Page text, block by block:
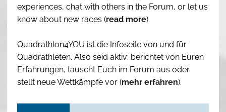
experiences, chat with others in the Forum, or let us
know about new races (read more).
Quadrathlon4YOU ist die Infoseite von und für
Quadrathleten. Also seid aktiv: berichtet von Euren
Erfahrungen, tauscht Euch im Forum aus oder
stellt neue Wettkämpfe vor (mehr erfahren).